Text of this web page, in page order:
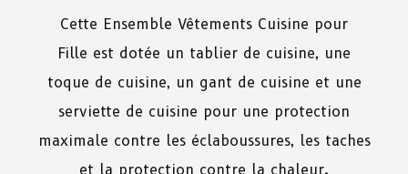
Cette Ensemble Vêtements Cuisine pour
Fille est dotée un tablier de cuisine, une
toque de cuisine, un gant de cuisine et une
serviette de cuisine pour une protection
maximale contre leséclaboussures, lestaches
et la protection contre la chaleur.